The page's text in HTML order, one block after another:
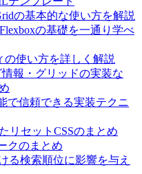
の基本的な使い方を解説
の基礎を一通り学べ
の使い方を詳しく解説
報・グリッドの実装な
で信頼できる実装テクニ
リセットCSSのまとめ
クのまとめ
る検索順位に影響を与え